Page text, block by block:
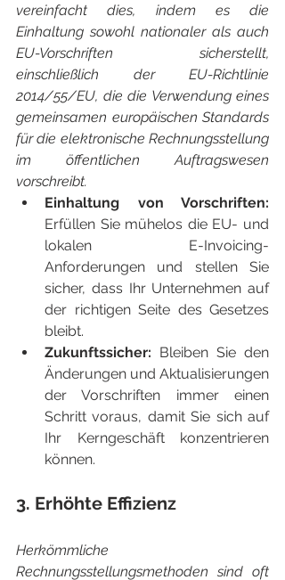
vereinfacht dies, indem es die
Einhaltung sowohl nationaler als auch
EU-Vorschriften sicherstellt,
einschließlich der EU-Richtlinie
2014/55/EU, die die Verwendung eines
gemeinsamen europäischen Standards
für die elektronische Rechnungsstellung
im öffentlichen Auftragswesen
vorschreibt.
Erfüllen Sie mühelos die EU- und
lokalen E-Invoicing-
Anforderungen und stellen Sie
sicher, dass Ihr Unternehmen auf
der richtigen Seite des Gesetzes
bleibt.
Zukunftssicher: Bleiben Sie den
Änderungen und Aktualisierungen
der Vorschriften immer einen
Schritt voraus, damit Sie sich auf
Ihr Kerngeschäft konzentrieren
können.
3. Erhöhte Effizienz
Herkömmliche
Rechnungsstellungsmethoden sind oft